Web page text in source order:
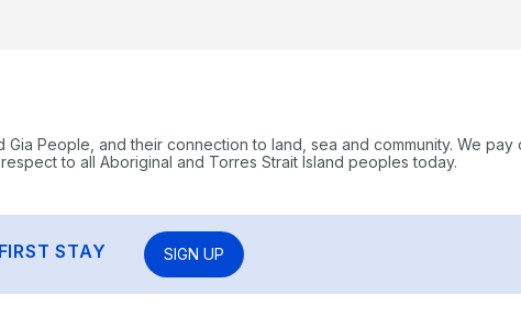
People, and their connection to land, sea and community. We
to all Aboriginal and Torres Strait Island peoples today.
STAY SIGN UP